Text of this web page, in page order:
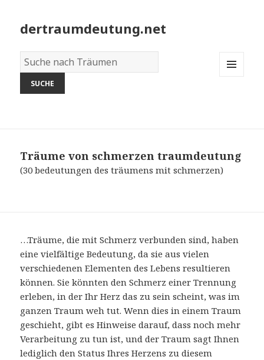
dertraumdeutung.net
Wörterbuch
der
Träume:
Träume von schmerzen traumdeutung
(30 bedeutungen des träumens mit schmerzen)
…Träume, die mit Schmerz verbunden sind, haben
eine vielfältige Bedeutung, da sie aus vielen
verschiedenen Elementen des Lebens resultieren
können. Sie könnten den Schmerz einer Trennung
erleben, in der Ihr Herz das zu sein scheint, was im
ganzen Traum weh tut. Wenn dies in einem Traum
geschieht, gibt es Hinweise darauf, dass noch mehr
Verarbeitung zu tun ist, und der Traum sagt Ihnen
lediglich den Status Ihres Herzens zu diesem